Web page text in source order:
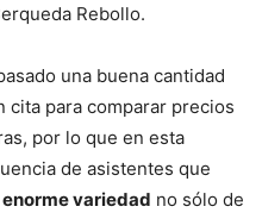
Rebollo.
una buena cantidad
cita para comparar precios
por lo que en esta
de asistentes que
enorme variedad no sólo de